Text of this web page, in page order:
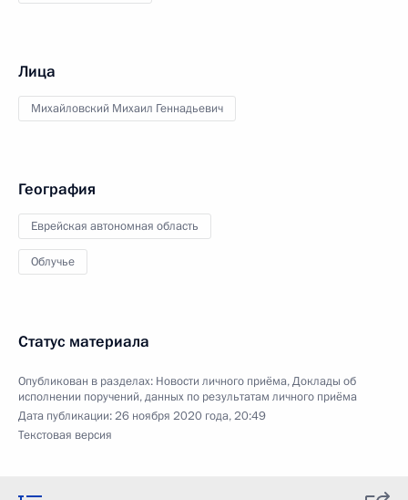
Лица
Михайловский Михаил Геннадьевич
География
Еврейская автономная область
Облучье
Статус материала
Опубликован в разделах: Новости личного приёма,Доклады об
исполнении поручений, данных по результатам личного приёма
Дата публикации:26 ноября 2020 года, 20:49
Текстовая версия